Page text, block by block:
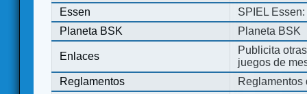
Essen
SPIEL
Planeta BSK
Planeta BSK
Enlaces
Publicita
juegos de
Reglamentos
Reglamentos